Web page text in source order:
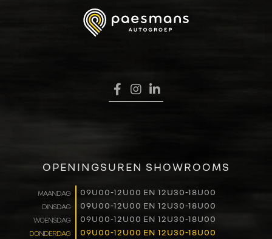
RENAULT PRO+
NAVERKOOP
OPENINGSUREN SHOWROOMS
MAANDAG 09U00-12U00 EN 12U30-18U00
DINSDAG 09U00-12U00 EN 12U30-18U00
WOENSDAG 09U00-12U00 EN 12U30-18U00
DONDERDAG 09U00-12U00 EN 12U30-18U00